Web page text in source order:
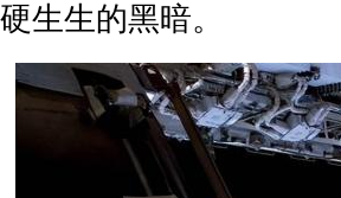
硬生生的黑暗。